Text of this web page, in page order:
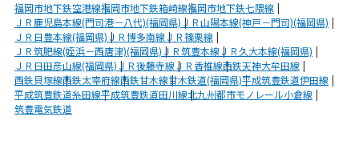
福岡市地下鉄空港線福岡市地下鉄箱崎線福岡市地下鉄七隈線
ＪＲ鹿児島本線(門司港－八代)(福岡県)ＪＲ山陽本線(神戸－門司)(福岡県)
ＪＲ日豊本線(福岡県)ＪＲ博多南線ＪＲ篠栗線
ＪＲ筑肥線(姪浜－西唐津)(福岡県)ＪＲ筑豊本線ＪＲ久大本線(福岡県)
ＪＲ日田彦山線(福岡県)ＪＲ後藤寺線ＪＲ香椎線西鉄天神大牟田線
西鉄貝塚線西鉄太宰府線西鉄甘木線甘木鉄道(福岡県)平成筑豊鉄道伊田線
平成筑豊鉄道糸田線平成筑豊鉄道田川線北九州都市モノレール小倉線
筑豊電気鉄道